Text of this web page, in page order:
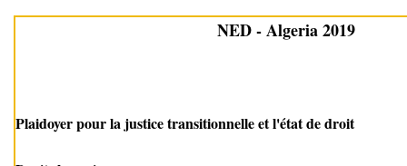
NED - Algeria 2019
Plaidoyer pour la justice transitionnelle et l'état de droit